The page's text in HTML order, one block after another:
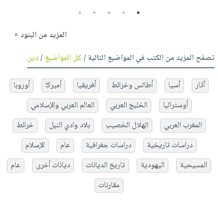
1
2
3
4
5
المزيد من البنود »
تصفح المزيد من الكتب في المواضيع التالية /كل المواضيع/دين
آثار آسيا أطالس وخرائط أفريقيا أميركا
أوروبا
أوستراليا
الخليج العربي
العالم العربي والإسلامي
المغرب العربي
الهلال الخصيب بلاد وادي النيل
خرائط
دراسات تاريخية
دراسات جغرافية عام
الإسلام
المسيحية
اليهودية تاريخ الديانات ديانات أخرى
عام
مقارنات